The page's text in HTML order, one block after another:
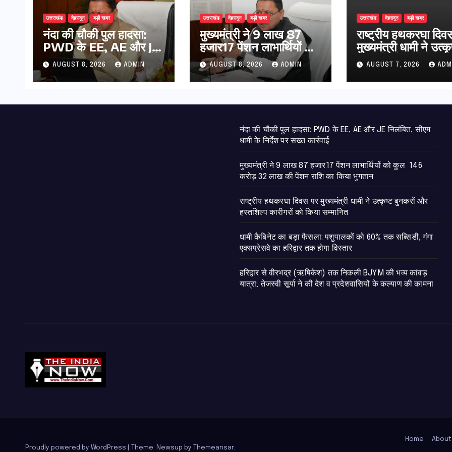
उत्तराखंड देहरादून बड़ी खबर
नंदा की चौकी पुल हादसा:
PWD के EE, AE और JE
निलंबित, सीएम धामी के निर्देश
पर सख्त कार्रवाई
AUGUST 8, 2026 ADMIN
उत्तराखंड देहरादून बड़ी खबर
मुख्यमंत्री ने 9 लाख 87
हजार17 पेंशन लाभार्थियों को
कुल 146 करोड़ 32 लाख
की पेंशन राशि का किया
भुगतान
AUGUST 8, 2026 ADMIN
उत्तराखंड देहरादून बड़ी खबर
राष्ट्रीय हथकरघा
मुख्यमंत्री धामी ने
बुनकरों और हस्तशिल्प
कारीगरों को किया
AUGUST 7, 2026
नंदा की चौकी पुल हादसा: PWD के EE, AE और JE निलंबित, सीएम
धामी के निर्देश पर सख्त कार्रवाई
मुख्यमंत्री ने 9 लाख 87 हजार17 पेंशन लाभार्थियों को कुल 146
करोड़ 32 लाख की पेंशन राशि का किया भुगतान
राष्ट्रीय हथकरघा दिवस पर मुख्यमंत्री धामी ने उत्कृष्ट बुनकरों और
हस्तशिल्प कारीगरों को किया सम्मानित
​धामी कैबिनेट का बड़ा फैसला: पशुपालकों को 60% तक सब्सिडी, गंगा
एक्सप्रेसवे का हरिद्वार तक होगा विस्तार
​हरिद्वार से वीरभद्र (ऋषिकेश) तक निकली BJYM की भव्य कांवड़
यात्रा; तेजस्वी सूर्या ने की देश व प्रदेशवासियों के कल्याण की कामना
Proudly powered by WordPress Theme: Newsup by Themeansar.
Home About